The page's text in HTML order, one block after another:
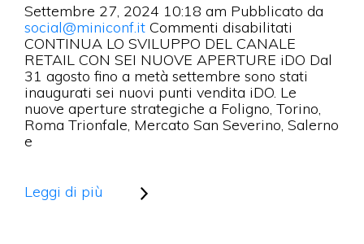
Settembre 27, 2024 10:18 am Pubblicato da
social@miniconf.it Commenti disabilitati
SEI
NUOVE
iDO
CONTINUA LO SVILUPPO DEL CANALE
RETAIL CON SEI NUOVE APERTURE iDO Dal
31 agosto fino a metà settembre sono stati
inaugurati sei nuovi punti vendita iDO. Le
nuove aperture strategiche a Foligno, Torino,
Roma Trionfale, Mercato San Severino, Salerno
e
Leggi di più